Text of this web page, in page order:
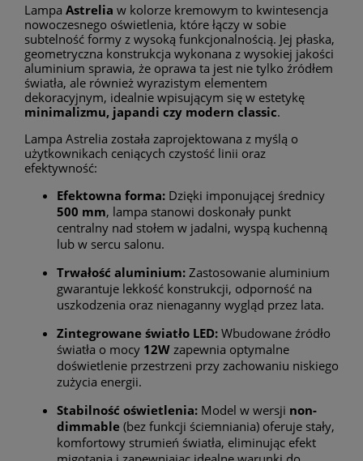
Lampa Astrelia w kolorze kremowym to kwintesencja
nowoczesnego oświetlenia, które łączy w sobie
subtelność formy z wysoką funkcjonalnością. Jej płaska,
geometryczna konstrukcja wykonana z wysokiej jakości
aluminium sprawia, że oprawa ta jest nie tylko źródłem
światła, ale również wyrazistym elementem
dekoracyjnym, idealnie wpisującym się w estetykę
minimalizmu, japandi czy modern classic.
Lampa Astrelia została zaprojektowana z myślą o
użytkownikach ceniących czystość linii oraz
efektywność:
Efektowna forma: Dzięki imponującej średnicy
500 mm, lampa stanowi doskonały punkt
centralny nad stołem w jadalni, wyspą kuchenną
lub w sercu salonu.
Trwałość aluminium: Zastosowanie aluminium
gwarantuje lekkość konstrukcji, odporność na
uszkodzenia oraz nienaganny wygląd przez lata.
Zintegrowane światło LED: Wbudowane źródło
światła o mocy 12W zapewnia optymalne
doświetlenie przestrzeni przy zachowaniu niskiego
zużycia energii.
Stabilność oświetlenia: Model w wersji non-
dimmable (bez funkcji ściemniania) oferuje stały,
komfortowy strumień światła, eliminując efekt